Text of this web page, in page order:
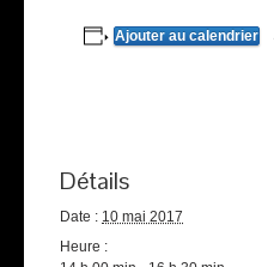
Ajouter au calendrier
Détails
Date : 10 mai 2017
Heure :